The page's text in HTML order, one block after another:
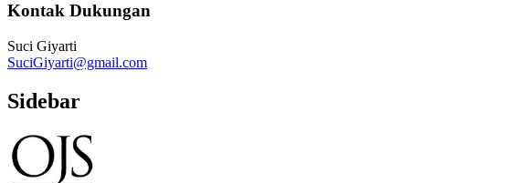
Kontak Dukungan
Suci Giyarti
SuciGiyarti@gmail.com
Sidebar